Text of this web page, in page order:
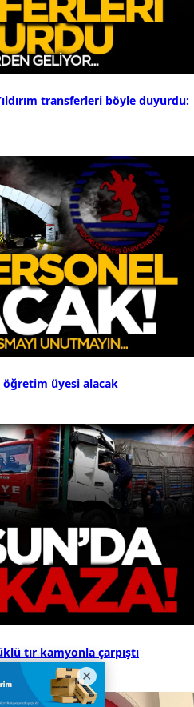
transferleri böyle duyurdu:
öğretim üyesi alacak
tır kamyonla çarpıştı